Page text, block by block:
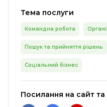
Тема послуги
Командна робота
Пошук та прийняття рішень
Соціальний бізнес
Посилання на сайт та